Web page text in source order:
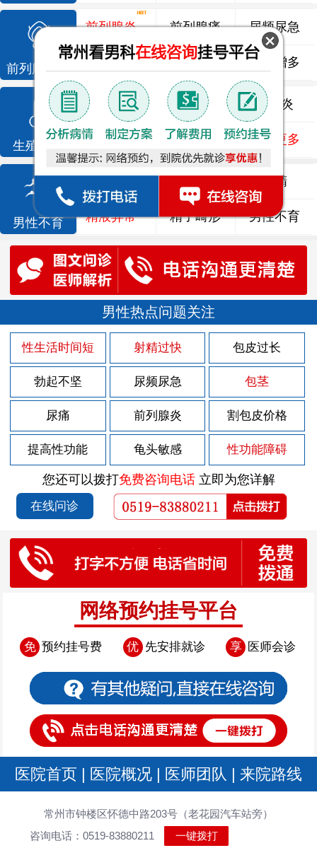
前列腺疾病
前列腺炎 前列腺痛 尿频尿急
前列腺增生 排尿不畅 夜尿增多
生殖感染
龟头炎 睾丸炎 尿道炎
尿相关 泌尿感染 了解更多
男性不育
死精 少精 弱精
精液异常 精子畸形 男性不育
男性热点问题关注
性生活时间短 射精过快 包皮过长
勃起不坚 尿频尿急 包茎
尿痛 前列腺炎 割包皮价格
提高性功能 龟头敏感 性功能障碍
您还可以拨打免费咨询电话立即为您详解
在线问诊
网络预约挂号平台
免 预约挂号费 优 先安排就诊 享 医师会诊
医院首页 | 医院概况 | 医师团队 | 来院路线
常州市钟楼区怀德中路203号（老花园汽车站旁）
咨询电话：0519-83880211
一键拨打